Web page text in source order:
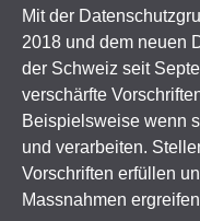
Mit der
2018 und dem neuen
der Schweiz seit
verschärfte
Beispielsweise wenn
und verarbeiten.
Vorschriften erfüllen
Massnahmen